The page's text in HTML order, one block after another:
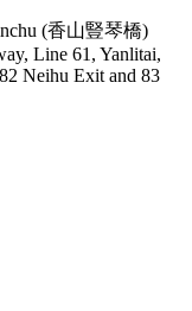
(香山豎琴橋)
Line 61, Yanlitai,
Neihu Exit and 83